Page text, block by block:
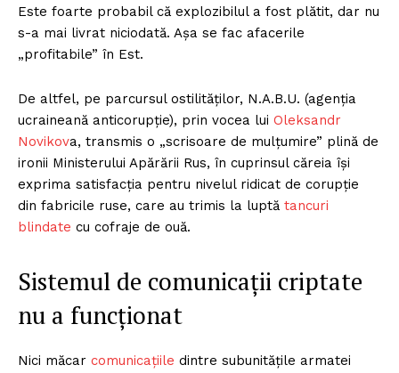
Este foarte probabil că explozibilul a fost plătit, dar nu
s-a mai livrat niciodată. Așa se fac afacerile
„profitabile” în Est.
De altfel, pe parcursul ostilităților, N.A.B.U. (agenția
ucraineană anticorupție), prin vocea lui Oleksandr
Novikova, transmis o „scrisoare de mulțumire” plină de
ironii Ministerului Apărării Rus, în cuprinsul căreia își
exprima satisfacția pentru nivelul ridicat de corupție
din fabricile ruse, care au trimis la luptă tancuri
blindate cu cofraje de ouă.
Sistemul de comunicații criptate
nu a funcționat
Nici măcar comunicațiile dintre subunitățile armatei